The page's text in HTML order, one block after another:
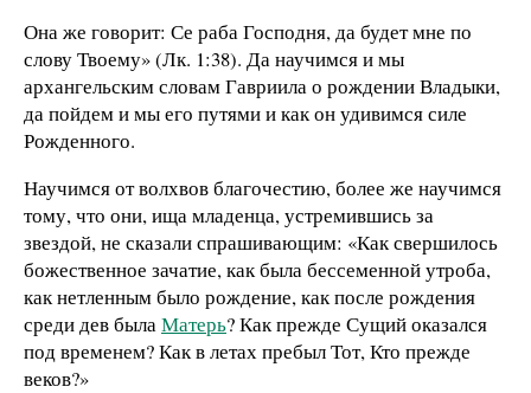
Она же говорит: Се раба Господня, да будет мне по
слову Твоему» (Лк. 1:38). Да научимся и мы
архангельским словам Гавриила о рождении Владыки,
да пойдем и мы его путями и как он удивимся силе
Рожденного.
Научимся от волхвов благочестию, более же научимся
тому, что они, ища младенца, устремившись за
звездой, не сказали спрашивающим: «Как свершилось
божественное зачатие, как была бессеменной утроба,
как нетленным было рождение, как после рождения
среди дев былаМатерь? Как прежде Сущий оказался
под временем? Как в летах пребыл Тот, Кто прежде
веков?»